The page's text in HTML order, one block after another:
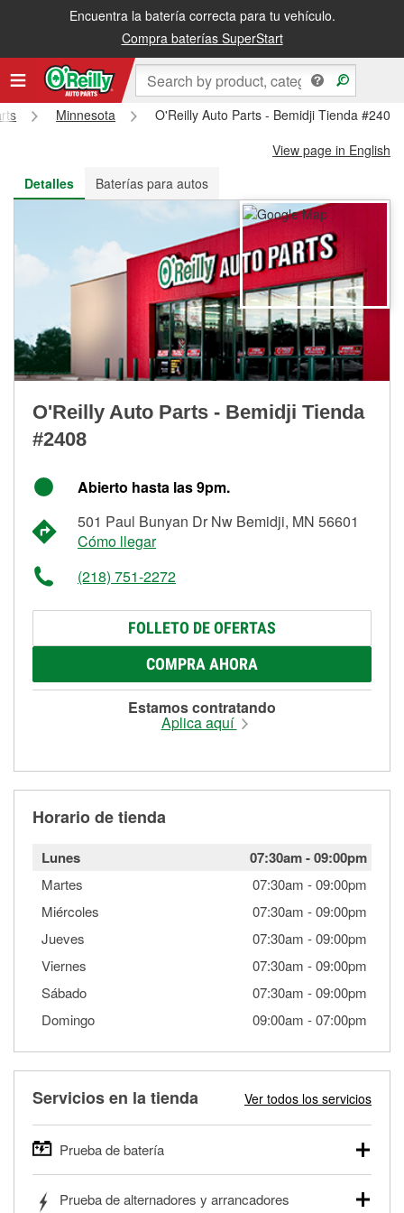
Encuentra la batería correcta para tu vehículo.
Compra baterías SuperStart
Recibe tu orden gratis al día siguiente o recógela en la tienda
Minnesota
O'Reilly Auto Parts - Bemidji Tienda #2408
View page in English
Detalles
Baterías para autos
O'Reilly Auto Parts - Bemidji Tienda
#2408
Abierto hasta las 9pm.
501 Paul Bunyan Dr Nw Bemidji, MN 56601
Cómo llegar
(218) 751-2272
FOLLETO DE OFERTAS
COMPRA AHORA
Estamos contratando
Aplica aquí
Horario de tienda
Lunes 07:30am-09:00pm
Martes 07:30am -09:00pm
Miércoles
07:30am -09:00pm
Jueves
07:30am -09:00pm
Viernes
07:30am -09:00pm
Sábado
07:30am -09:00pm
Domingo
09:00am -07:00pm
Servicios en la tienda Ver todos los servicios
Prueba de batería
autos, camionetas, SUVs, vehículos comerciales y
Prueba de alternadores y arrancadores